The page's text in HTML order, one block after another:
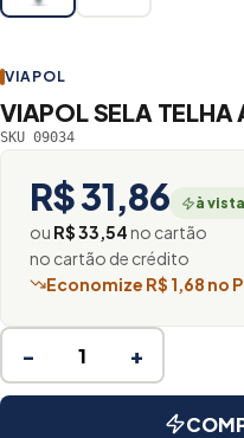
VIAPOL
VIAPOL SELA
SKU 09034
R$ 31,86 à
ou R$ 33,54no cartão
no cartão de crédito
Economize R$ 1,68 no
− +